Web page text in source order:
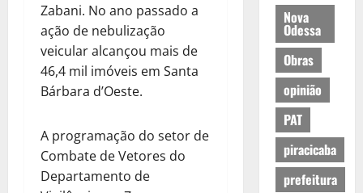
Zabani. No ano passado a
ação de nebulização
veicular alcançou mais de
46,4 mil imóveis em Santa
Bárbara d’Oeste.
A programação do setor de
Combate de Vetores do
Departamento de
Nova
Odessa
Obras
opinião
PAT
piracicaba
prefeitura